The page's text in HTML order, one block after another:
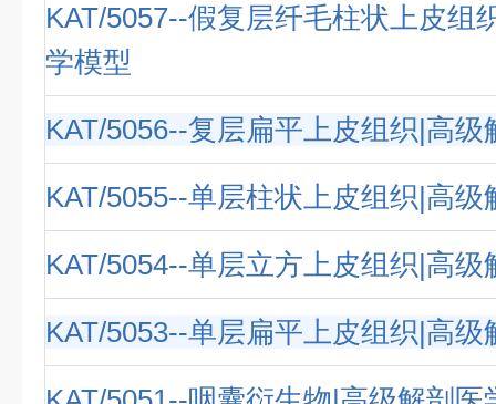
KAT/5057--假复层纤毛柱状上皮组
学模型
KAT/5056--复层扁平上皮组织|高级
KAT/5055--单层柱状上皮组织|高级
KAT/5054--单层立方上皮组织|高级
KAT/5053--单层扁平上皮组织|高级